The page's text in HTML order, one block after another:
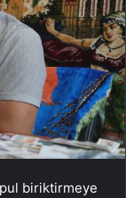
pul biriktirmeye